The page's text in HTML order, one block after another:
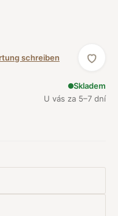
schreiben
Skladem
U vás za 5–7 dní